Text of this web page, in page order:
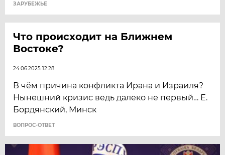
ЗАРУБЕЖЬЕ
Что происходит на Ближнем
Востоке?
24.06.2025 12:28
В чём причина конфликта Ирана и Израиля?
Нынешний кризис ведь далеко не первый… Е.
Бордянский, Минск
ВОПРОС-ОТВЕТ